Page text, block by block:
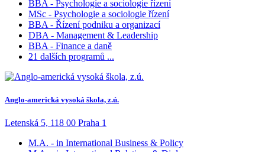
BBA - Psychologie a sociologie řízení
MSc - Psychologie a sociologie řízení
BBA - Řízení podniku a organizací
DBA - Management & Leadership
BBA - Finance a daně
21 dalších programů ...
Anglo-americká vysoká škola, z.ú.
Letenská 5, 118 00 Praha 1
M.A. - in International Business & Policy